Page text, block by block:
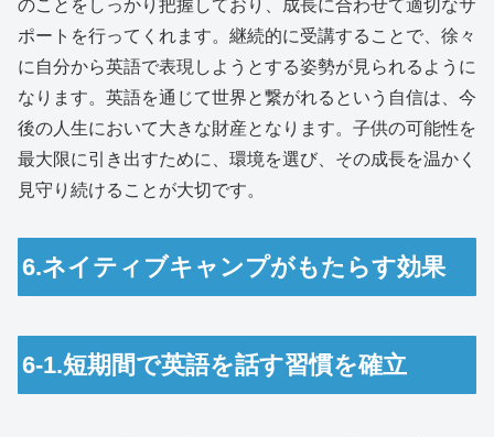
のことをしっかり把握しており、成長に合わせて適切なサ
ポートを行ってくれます。継続的に受講することで、徐々
に自分から英語で表現しようとする姿勢が見られるように
なります。英語を通じて世界と繋がれるという自信は、今
後の人生において大きな財産となります。子供の可能性を
最大限に引き出すために、環境を選び、その成長を温かく
見守り続けることが大切です。
6.ネイティブキャンプがもたらす効果
6-1.短期間で英語を話す習慣を確立